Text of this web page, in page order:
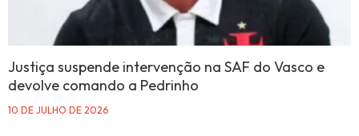
Justiça suspende intervenção na SAF do Vasco e
devolve comando a Pedrinho
10 DE JULHO DE 2026